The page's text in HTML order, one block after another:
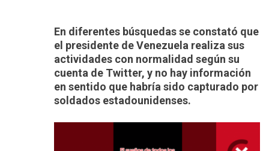
En diferentes búsquedas se constató que
el presidente de Venezuela realiza sus
actividades con normalidad según su
cuenta de Twitter, y no hay información
en sentido que habría sido capturado por
soldados estadounidenses.